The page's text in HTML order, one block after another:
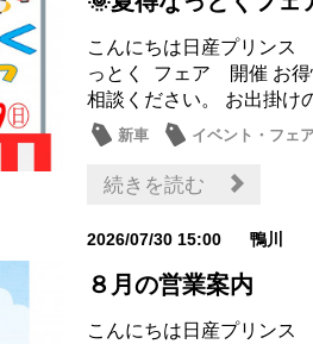
こんにちは日産プリンス
っとく フェア 開催 お得
相談ください。 お出掛け
新車 イベント・フェ
続きを読む
2026/07/30 15:00 鴨川
８月の営業案内
こんにちは日産プリンス